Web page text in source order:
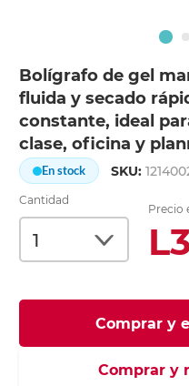
Bolígrafo de gel
fluida y secado
constante, ideal
clase, oficina y
En stock SKU:
Cantidad
Precio
Comprar y
Comprar y